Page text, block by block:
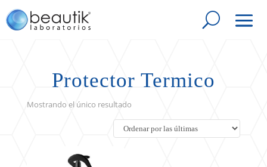
Protector Termico
Mostrando el único resultado